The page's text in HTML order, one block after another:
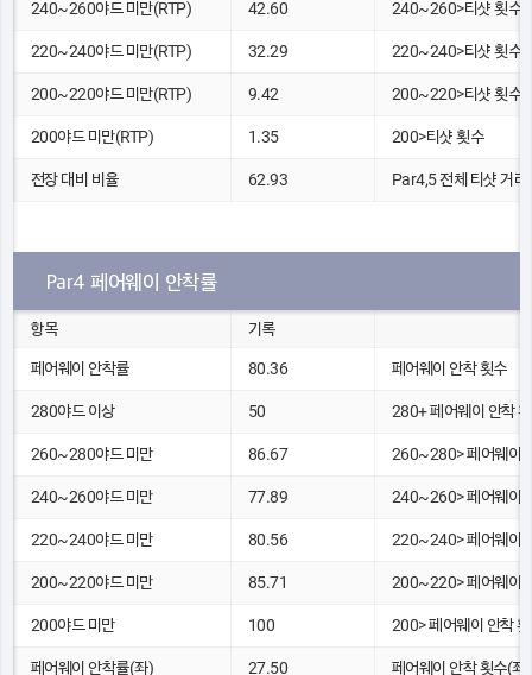
240~260야드 미만(RTP) 42.60 240~260>티샷 횟수
220~240야드 미만(RTP) 32.29 220~240>티샷 횟수
200~220야드 미만(RTP) 9.42 200~220>티샷 횟수
200야드 미만(RTP) 1.35 200>티샷 횟수
전장 대비 비율 62.93 Par4,5 전체 티샷 거
Par4 페어웨이 안착률
항목 기록
페어웨이 안착률 80.36 페어웨이 안착 횟수
280야드 이상 50 280+ 페어웨이 안착
260~280야드 미만 86.67 260~280> 페어웨이
240~260야드 미만 77.89 240~260> 페어웨이
220~240야드 미만 80.56 220~240> 페어웨이
200~220야드 미만 85.71 200~220> 페어웨이
200야드 미만 100 200> 페어웨이 안착
페어웨이 안착률(좌) 27.50 페어웨이 안착 횟수(좌)